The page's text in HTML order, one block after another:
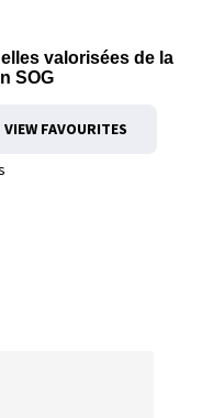
valorisées de la
SOG
VIEW FAVOURITES